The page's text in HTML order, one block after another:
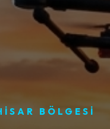
BÖLGESI